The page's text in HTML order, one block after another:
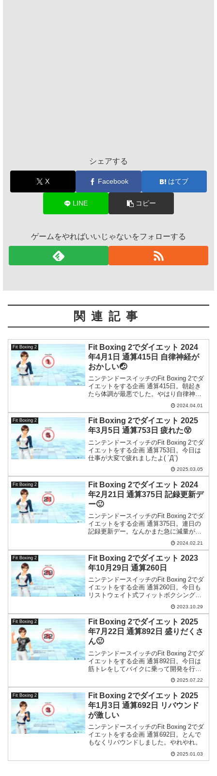
シェアする
X Facebook はてブ
LINE コピー
ゲームをやればいいじゃないをフォローする
関連記事
Fit Boxing 2
Fit Boxing 2でダイエット 2024
年4月1日 通算415日 自律神経が
おかしい🤕
ニンテンドースイッチのFit Boxing 2でダ
イエットをする企画 通算415日。朝起き
たら体調が最悪でした。やはり自律神経
2024.04.01
Fit Boxing 2
Fit Boxing 2でダイエット 2025
年3月5日 通算753日 疲れた😵
ニンテンドースイッチのFit Boxing 2でダ
イエットをする企画 通算753日。今日は
仕事が大変で疲れましたよ( ´Д`)
2025.03.05
Fit Boxing 2
Fit Boxing 2でダイエット 2024
年2月21日 通算375日 記録更新デ
ー🙂
ニンテンドースイッチのFit Boxing 2でダ
イエットをする企画 通算375日。連日の
記録更新デー。なんかまた急に減量が順
2024.02.21
Fit Boxing 2
Fit Boxing 2でダイエット 2023
年10月29日 通算260日
ニンテンドースイッチのFit Boxing 2でダ
イエットをする企画 通算260日。今日も
リストウェイト式フィットボクシングを
やりましたが、簡易に手首に巻くタイプ
は強く締め付けないといけないので血行
障害にならないかちょっと不安です。
2023.10.29
Fit Boxing 2
Fit Boxing 2でダイエット 2025
年7月22日 通算892日 盛りだくさ
ん🙂
ニンテンドースイッチのFit Boxing 2でダ
イエットをする企画 通算892日。今日は
筋トレをしてバイクに乗って開発を行い
ました。盛りだくさんな1日でした。2025.07.22
Fit Boxing 2
Fit Boxing 2でダイエット 2025
年1月3日 通算692日 リバウンド
が激しい
ニンテンドースイッチのFit Boxing 2でダ
イエットをする企画 通算692日。とんで
もなくリバウンドしました。やれやれ。
2025.01.03